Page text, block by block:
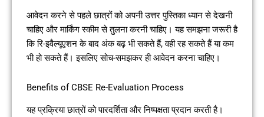
आवेदन करने से पहले छात्रों को अपनी उत्तर पुस्तिका ध्यान से देखनी
चाहिए और मार्किंग स्कीम से तुलना करनी चाहिए। यह समझना जरूरी है
कि रि-इवैल्यूएशन के बाद अंक बढ़ भी सकते हैं, वही रह सकते हैं या कम
भी हो सकते हैं। इसलिए सोच-समझकर ही आवेदन करना चाहिए।
Benefits of CBSE Re-Evaluation Process
यह प्रक्रिया छात्रों को पारदर्शिता और निष्पक्षता प्रदान करती है।